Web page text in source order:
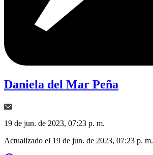
Daniela del Mar Peña
19 de jun. de 2023, 07:23 p. m.
Actualizado el 19 de jun. de 2023, 07:23 p. m.